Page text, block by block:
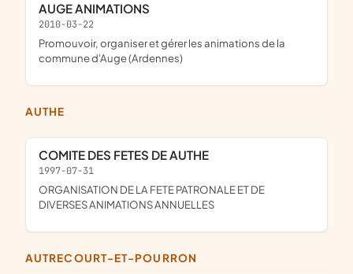
AUGE ANIMATIONS
2010-03-22
promouvoir, organiser et gérer les animations de la
commune d'Auge (Ardennes)
AUTHE
COMITE DES FETES DE AUTHE
1997-07-31
ORGANISATION DE LA FETE PATRONALE ET DE
DIVERSES ANIMATIONS ANNUELLES
AUTRECOURT-ET-POURRON